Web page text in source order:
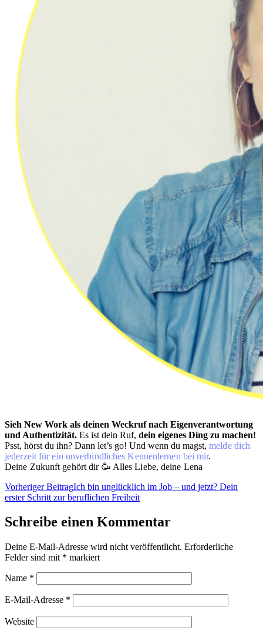
Sieh New Work als deinen Weckruf nach Eigenverantwortung
und Authentizität. Es ist dein Ruf, dein eigenes Ding zu machen!
Psst, hörst du ihn? Dann let’s go! Und wenn du magst, melde dich
jederzeitfür ein unverbindliches Kennenlernen bei mir.
Deine Zukunft gehört dir 🥳 Alles Liebe, deine Lena
Vorheriger BeitragIch bin unglücklich im Job – und jetzt? Dein
erster Schritt zur beruflichen Freiheit​
Schreibe einen Kommentar
Deine E-Mail-Adresse wird nicht veröffentlicht. Erforderliche
Felder sind mit * markiert
Name *
E-Mail-Adresse *
Website